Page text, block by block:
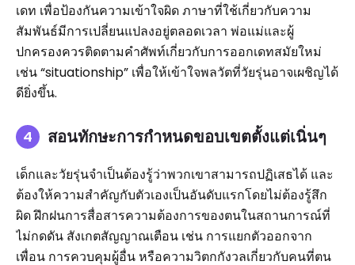
เดท เพื่อป้องกันความเข้าใจผิด ภาษาที่ใช้เกี่ยวกับความ
สัมพันธ์มีการเปลี่ยนแปลงอยู่ตลอดเวลา พ่อแม่และผู้
ปกครองควรติดตามคำศัพท์เกี่ยวกับการออกเดทสมัยใหม่
เช่น “situationship” เพื่อให้เข้าใจพลวัตที่วัยรุ่นอาจเผชิญได้
ดียิ่งขึ้น.
สอนทักษะการกำหนดขอบเขตตั้งแต่เนิ่นๆ
เด็กและวัยรุ่นจำเป็นต้องรู้ว่าพวกเขาสามารถปฏิเสธได้ และ
ต้องให้ความสำคัญกับตัวเองเป็นอันดับแรกโดยไม่ต้องรู้สึก
ผิด ฝึกฝนการสื่อสารความต้องการของตนในสถานการณ์ที่
ไม่กดดัน สังเกตสัญญาณเตือน เช่น การแยกตัวออกจาก
เพื่อน การควบคุมผู้อื่น หรือความวิตกกังวลเกี่ยวกับคนที่ตน